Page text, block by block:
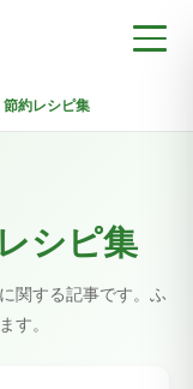
約レシピ集
シピ集
関する記事です。ふ
す。